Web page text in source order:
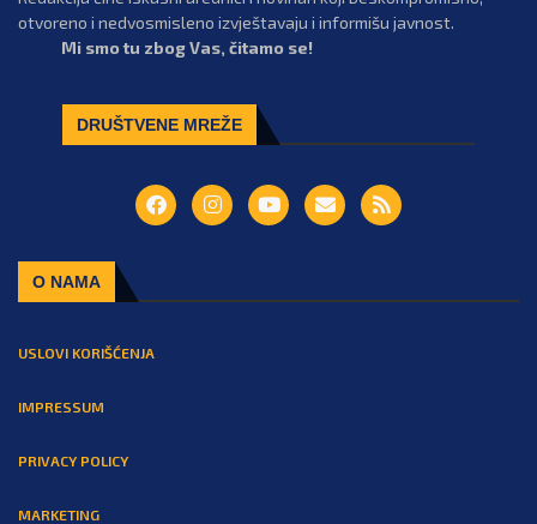
otvoreno i nedvosmisleno izvještavaju i informišu javnost.
Mi smo tu zbog Vas, čitamo se!
DRUŠTVENE MREŽE
O NAMA
USLOVI KORIŠĆENJA
IMPRESSUM
PRIVACY POLICY
MARKETING